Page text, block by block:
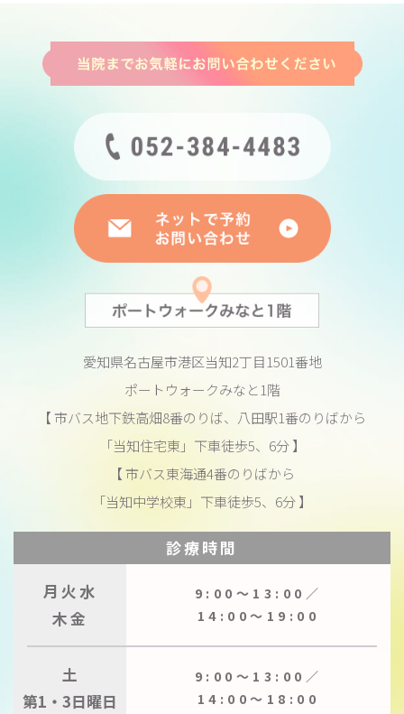
愛知県名古屋市港区当知2丁目1501番地
ポートウォークみなと1階
【 市バス地下鉄高畑8番のりば、八田駅1番のりばから
「当知住宅東」下車徒歩5、6分 】
【 市バス東海通4番のりばから
「当知中学校東」下車徒歩5、6分 】
診療時間
月火水
木金
9:00〜13:00／
14:00〜19:00
土
第1・3日曜日
9:00〜13:00／
14:00〜18:00